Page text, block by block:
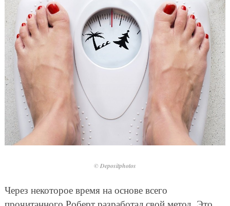
© Depositphotos
Через некоторое время на основе всего